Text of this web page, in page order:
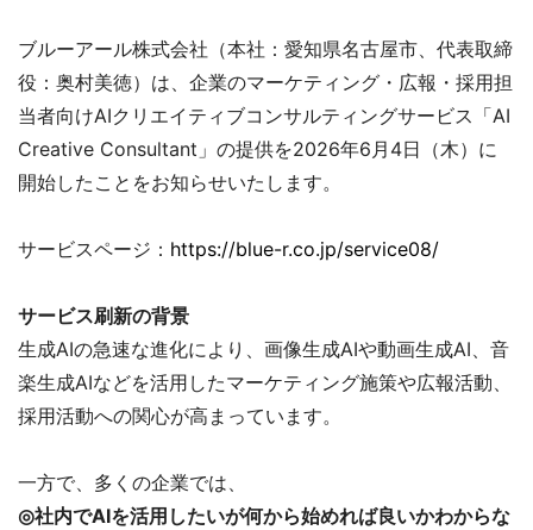
ブルーアール株式会社（本社：愛知県名古屋市、代表取締
役：奥村美徳）は、企業のマーケティング・広報・採用担
当者向けAIクリエイティブコンサルティングサービス「AI
Creative Consultant」の提供を2026年6月4日（木）に
開始したことをお知らせいたします。
サービスページ： https://blue-r.co.jp/service08/
サービス刷新の背景
生成AIの急速な進化により、画像生成AIや動画生成AI、音
楽生成AIなどを活用したマーケティング施策や広報活動、
採用活動への関心が高まっています。
一方で、多くの企業では、
◎社内でAIを活用したいが何から始めれば良いかわからな